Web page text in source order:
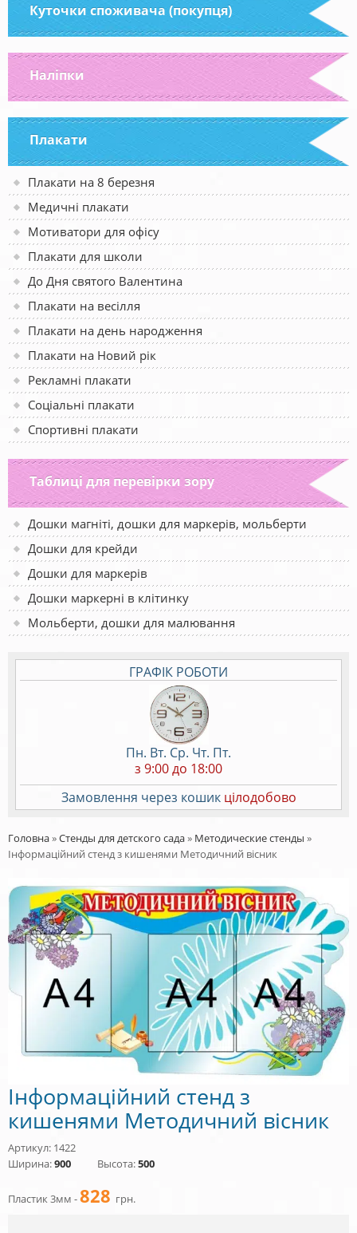
Куточки споживача (покупця)
Наліпки
Плакати
Плакати на 8 березня
Медичні плакати
Мотиватори для офісу
Плакати для школи
До Дня святого Валентина
Плакати на весілля
Плакати на день народження
Плакати на Новий рік
Рекламні плакати
Соціальні плакати
Спортивні плакати
Таблиці для перевірки зору
Дошки магніті, дошки для маркерів, мольберти
Дошки для крейди
Дошки для маркерів
Дошки маркерні в клітинку
Мольберти, дошки для малювання
ГРАФІК РОБОТИ
Пн. Вт. Ср. Чт. Пт.
з 9:00 до 18:00
Замовлення через кошик цілодобово
Головна»Стенды для детского сада» Методические стенды »
Інформаційний стенд з кишенями Методичний вісник
Інформаційний стенд з
кишенями Методичний вісник
Артикул: 1422
Ширина:900 Высота:500
Пластик 3мм -828 грн.